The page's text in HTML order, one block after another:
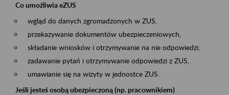
Co umożliwia eZUS
wgląd do danych zgromadzonych w ZUS,
przekazywanie dokumentów ubezpieczeniowych,
składanie wniosków i otrzymywanie na nie odpowiedzi,
zadawanie pytań i otrzymywanie odpowiedzi z ZUS,
umawianie się na wizyty w jednostce ZUS.
Jeśli jesteś osobą ubezpieczoną (np. pracownikiem)